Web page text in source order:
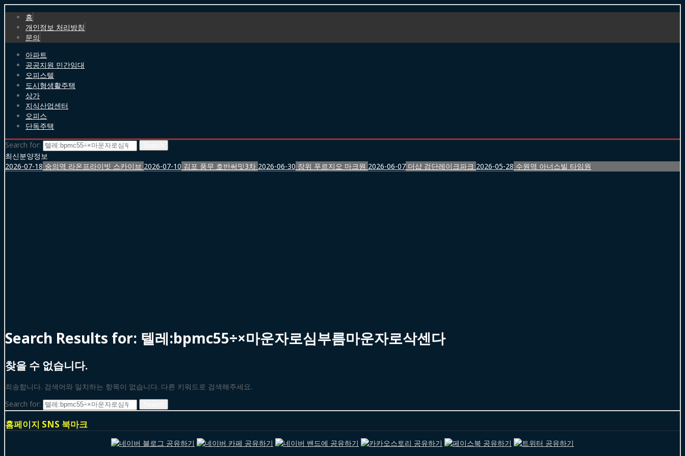
홈
개인정보 처리방침
문의
아파트
공공지원 민간임대
오피스텔
도시형생활주택
상가
지식산업센터
오피스
단독주택
Search for:
최신분양정보
2026-07-18 숭의역 라온프라이빗 스카이브 2026-07-10 김포 풍무 호반써밋3차 2026-06-30 장위 푸르지오 마크원 2026-06-07 더샵 검단레이크파크 2026-05-28 수원역 아너스빌 타임원
Search Results for: 텔레:bpmc55÷×마운자로심부름마운자로삭센다
찾을 수 없습니다.
죄송합니다. 검색어와 일치하는 항목이 없습니다. 다른 키워드로 검색해주세요.
Search for:
홈페이지 SNS 북마크